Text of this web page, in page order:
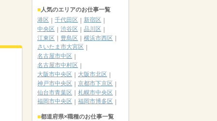
人気のエリアのお仕事一覧
港区
千代田区
新宿区
中央区
渋谷区
品川区
江東区
豊島区
横浜市西区
さいたま市大宮区
名古屋市中区
名古屋市中村区
大阪市中央区
大阪市北区
神戸市中央区
京都市下京区
仙台市青葉区
札幌市中央区
福岡市中央区
福岡市博多区
都道府県×職種のお仕事一覧